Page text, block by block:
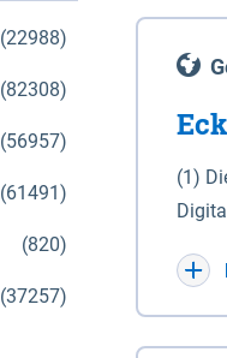
(22988)
(82308)
(56957)
(61491)
(820)
(37257)
(1)
WGS
für